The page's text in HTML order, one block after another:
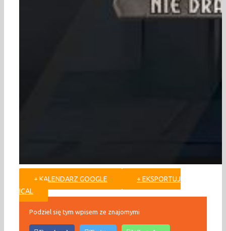
+ KALENDARZ GOOGLE
+ EKSPORTUJ
ICAL
Podziel się tym wpisem ze znajomymi